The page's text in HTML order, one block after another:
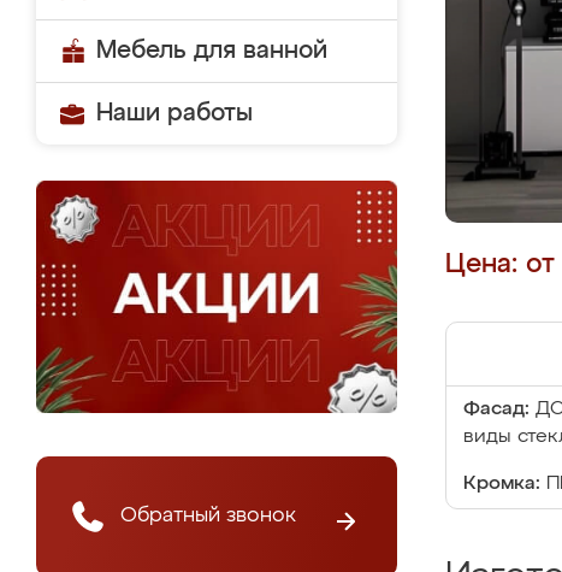
Мебель для ванной
Наши работы
Обратный звонок
Цена:
Фасад:
виды
Кромка: